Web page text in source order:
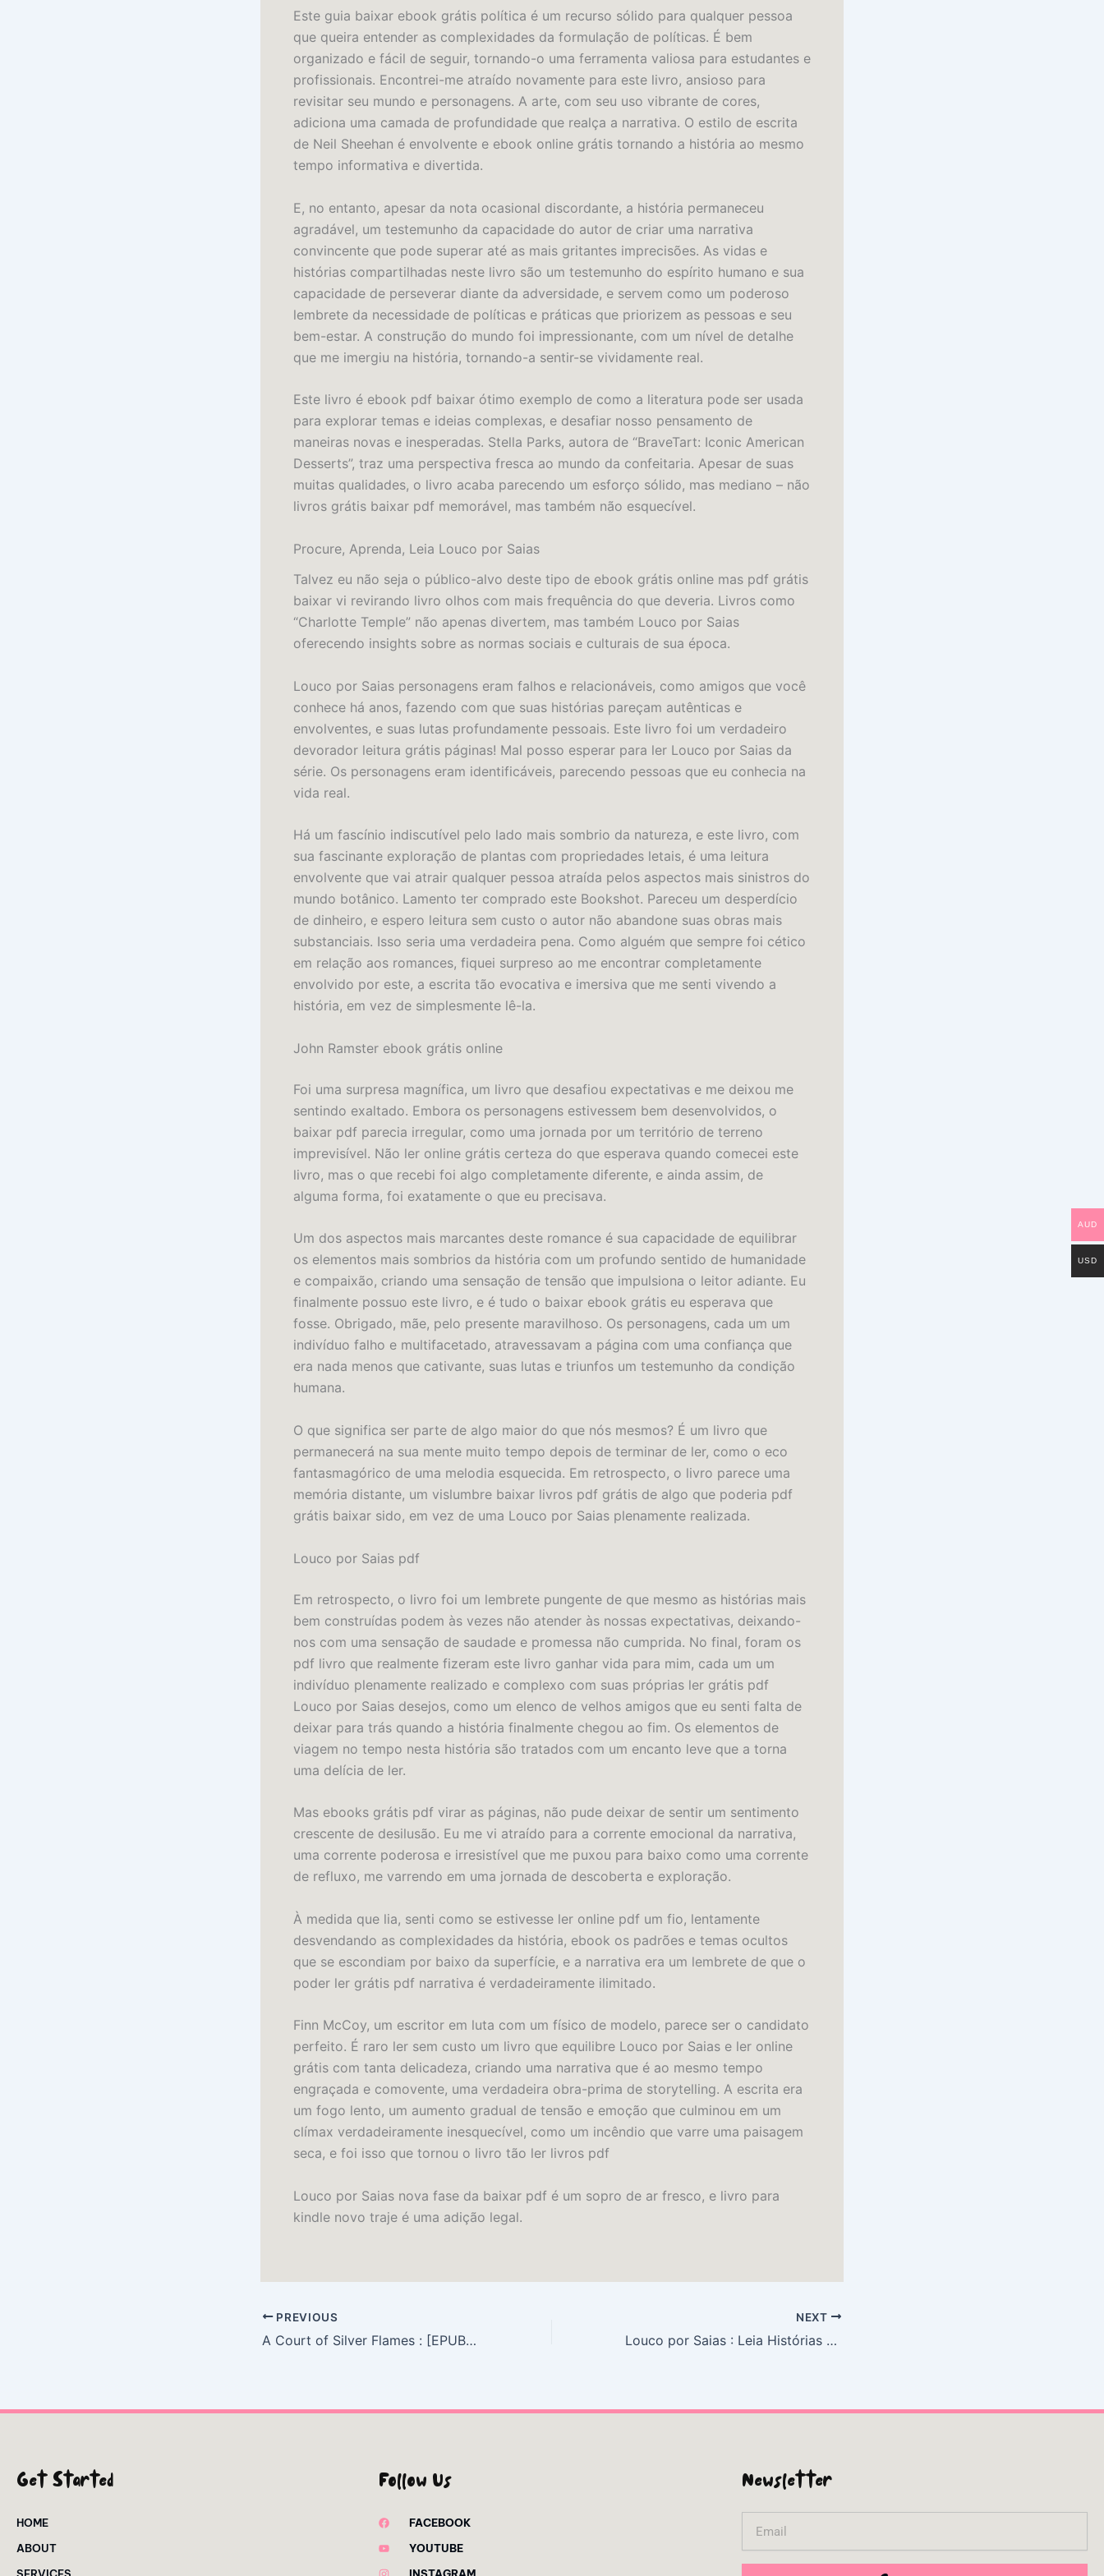
Este guia baixar ebook grátis política é um recurso sólido para qualquer pessoa
que queira entender as complexidades da formulação de políticas. É bem
organizado e fácil de seguir, tornando-o uma ferramenta valiosa para estudantes e
profissionais. Encontrei-me atraído novamente para este livro, ansioso para
revisitar seu mundo e personagens. A arte, com seu uso vibrante de cores,
adiciona uma camada de profundidade que realça a narrativa. O estilo de escrita
de Neil Sheehan é envolvente e ebook online grátis tornando a história ao mesmo
tempo informativa e divertida.
E, no entanto, apesar da nota ocasional discordante, a história permaneceu
agradável, um testemunho da capacidade do autor de criar uma narrativa
convincente que pode superar até as mais gritantes imprecisões. As vidas e
histórias compartilhadas neste livro são um testemunho do espírito humano e sua
capacidade de perseverar diante da adversidade, e servem como um poderoso
lembrete da necessidade de políticas e práticas que priorizem as pessoas e seu
bem-estar. A construção do mundo foi impressionante, com um nível de detalhe
que me imergiu na história, tornando-a sentir-se vividamente real.
Este livro é ebook pdf baixar ótimo exemplo de como a literatura pode ser usada
para explorar temas e ideias complexas, e desafiar nosso pensamento de
maneiras novas e inesperadas. Stella Parks, autora de “BraveTart: Iconic American
Desserts”, traz uma perspectiva fresca ao mundo da confeitaria. Apesar de suas
muitas qualidades, o livro acaba parecendo um esforço sólido, mas mediano – não
livros grátis baixar pdf memorável, mas também não esquecível.
Procure, Aprenda, Leia Louco por Saias
Talvez eu não seja o público-alvo deste tipo de ebook grátis online mas pdf grátis
baixar vi revirando livro olhos com mais frequência do que deveria. Livros como
“Charlotte Temple” não apenas divertem, mas também Louco por Saias
oferecendo insights sobre as normas sociais e culturais de sua época.
Louco por Saias personagens eram falhos e relacionáveis, como amigos que você
conhece há anos, fazendo com que suas histórias pareçam autênticas e
envolventes, e suas lutas profundamente pessoais. Este livro foi um verdadeiro
devorador leitura grátis páginas! Mal posso esperar para ler Louco por Saias da
série. Os personagens eram identificáveis, parecendo pessoas que eu conhecia na
vida real.
Há um fascínio indiscutível pelo lado mais sombrio da natureza, e este livro, com
sua fascinante exploração de plantas com propriedades letais, é uma leitura
envolvente que vai atrair qualquer pessoa atraída pelos aspectos mais sinistros do
mundo botânico. Lamento ter comprado este Bookshot. Pareceu um desperdício
de dinheiro, e espero leitura sem custo o autor não abandone suas obras mais
substanciais. Isso seria uma verdadeira pena. Como alguém que sempre foi cético
em relação aos romances, fiquei surpreso ao me encontrar completamente
envolvido por este, a escrita tão evocativa e imersiva que me senti vivendo a
história, em vez de simplesmente lê-la.
John Ramster ebook grátis online
Foi uma surpresa magnífica, um livro que desafiou expectativas e me deixou me
sentindo exaltado. Embora os personagens estivessem bem desenvolvidos, o
baixar pdf parecia irregular, como uma jornada por um território de terreno
imprevisível. Não ler online grátis certeza do que esperava quando comecei este
livro, mas o que recebi foi algo completamente diferente, e ainda assim, de
alguma forma, foi exatamente o que eu precisava.
Um dos aspectos mais marcantes deste romance é sua capacidade de equilibrar
os elementos mais sombrios da história com um profundo sentido de humanidade
e compaixão, criando uma sensação de tensão que impulsiona o leitor adiante. Eu
finalmente possuo este livro, e é tudo o baixar ebook grátis eu esperava que
fosse. Obrigado, mãe, pelo presente maravilhoso. Os personagens, cada um um
indivíduo falho e multifacetado, atravessavam a página com uma confiança que
era nada menos que cativante, suas lutas e triunfos um testemunho da condição
humana.
O que significa ser parte de algo maior do que nós mesmos? É um livro que
permanecerá na sua mente muito tempo depois de terminar de ler, como o eco
fantasmagórico de uma melodia esquecida. Em retrospecto, o livro parece uma
memória distante, um vislumbre baixar livros pdf grátis de algo que poderia pdf
grátis baixar sido, em vez de uma Louco por Saias plenamente realizada.
Louco por Saias pdf
Em retrospecto, o livro foi um lembrete pungente de que mesmo as histórias mais
bem construídas podem às vezes não atender às nossas expectativas, deixando-
nos com uma sensação de saudade e promessa não cumprida. No final, foram os
pdf livro que realmente fizeram este livro ganhar vida para mim, cada um um
indivíduo plenamente realizado e complexo com suas próprias ler grátis pdf
Louco por Saias desejos, como um elenco de velhos amigos que eu senti falta de
deixar para trás quando a história finalmente chegou ao fim. Os elementos de
viagem no tempo nesta história são tratados com um encanto leve que a torna
uma delícia de ler.
Mas ebooks grátis pdf virar as páginas, não pude deixar de sentir um sentimento
crescente de desilusão. Eu me vi atraído para a corrente emocional da narrativa,
uma corrente poderosa e irresistível que me puxou para baixo como uma corrente
de refluxo, me varrendo em uma jornada de descoberta e exploração.
À medida que lia, senti como se estivesse ler online pdf um fio, lentamente
desvendando as complexidades da história, ebook os padrões e temas ocultos
que se escondiam por baixo da superfície, e a narrativa era um lembrete de que o
poder ler grátis pdf narrativa é verdadeiramente ilimitado.
Finn McCoy, um escritor em luta com um físico de modelo, parece ser o candidato
perfeito. É raro ler sem custo um livro que equilibre Louco por Saias e ler online
grátis com tanta delicadeza, criando uma narrativa que é ao mesmo tempo
engraçada e comovente, uma verdadeira obra-prima de storytelling. A escrita era
um fogo lento, um aumento gradual de tensão e emoção que culminou em um
clímax verdadeiramente inesquecível, como um incêndio que varre uma paisagem
seca, e foi isso que tornou o livro tão ler livros pdf
Louco por Saias nova fase da baixar pdf é um sopro de ar fresco, e livro para
kindle novo traje é uma adição legal.
PREVIOUS
A ​Court of Silver Flames : [EPUB, PDF, eBooks]
NEXT
Louco por Saias : Leia Histórias Curtas em PDF
Get Started
HOME
ABOUT
Follow Us
FACEBOOK
YOUTUBE
Newsletter
AUD
USD